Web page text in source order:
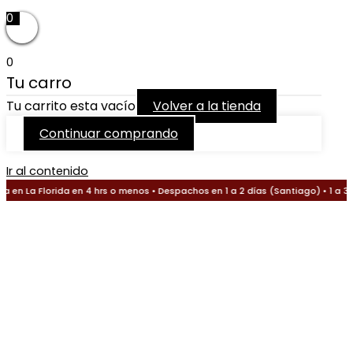
0
0
Tu carro
Tu carrito esta vacío
Volver a la tienda
Continuar comprando
Ir al contenido
La Florida en 4 hrs o menos • Despachos en 1 a 2 días (Santiago) • 1 a